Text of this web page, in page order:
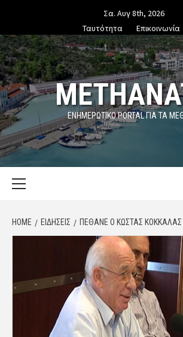
content
Σα. Αυγ 8th, 2026
Ταυτότητα
Επικοινωνία
ΕΝΗΜΕΡΩΤΙΚΌ PORTAL ΓΙΑ ΤΑ
HOME ΕΙΔΗΣΕΙΣ ΠΈΘΑΝΕ Ο ΚΏΣΤΑΣ ΚΟΚΚΆΛΑΣ